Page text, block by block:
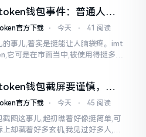
连连跺脚。实际上讲
钱包事件：普通人该
？官方下载 ⋅ 今天 ⋅ 41 阅读
的事儿,着实是挺能让人脑袋疼。imt
它可是在市面当中,被使用得挺多的
钱包截屏要谨慎，别
私当儿戏
官方下载 ⋅ 今天 ⋅ 45 阅读
截图这事儿,起初瞧着好像挺简单,可
上却藏着好多玄机,我见过好多人,总